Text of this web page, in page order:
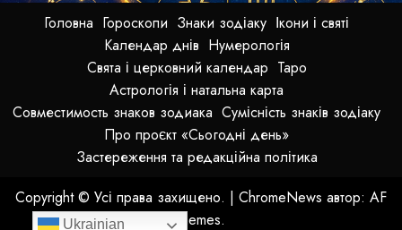
Головна Гороскопи Знаки зодіаку Ікони і святі
Календар днів Нумерологія
Свята і церковний календар Таро
Астрологія і натальна карта
Совместимость знаков зодиака Сумісність знаків зодіаку
Про проєкт «Сьогодні день»
Застереження та редакційна політика
Copyright © Усі права захищено. | ChromeNews автор: AF
themes.
Ukrainian